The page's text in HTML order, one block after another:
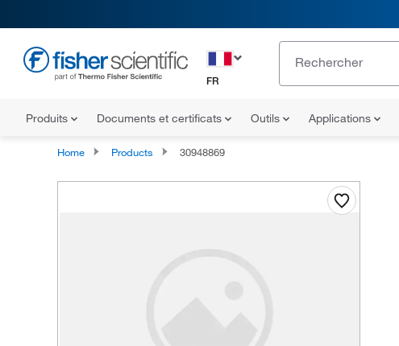
FR
Produits Documents et certificats Outils Applications
Home Products 30948869